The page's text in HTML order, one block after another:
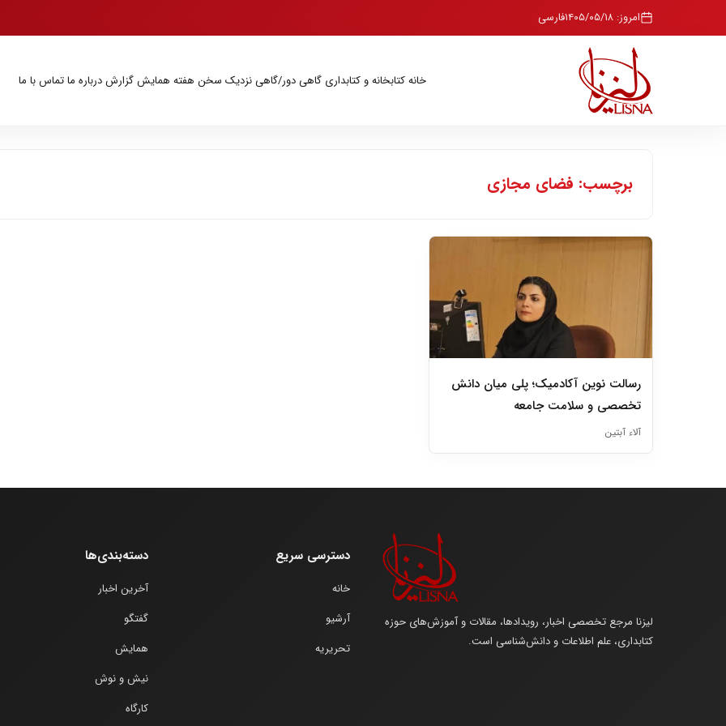
امروز: ۱۴۰۵/۰۵/۱۸ فارسی
خانه کتابخانه و کتابداری گاهی دور/گاهی نزدیک سخن هفته همایش گزارش درباره ما تماس با ما
برچسب: فضای مجازی
رسالت نوین آکادمیک؛ پلی میان دانش
تخصصی و سلامت جامعه
آلاء آبتین
لیزنا مرجع تخصصی اخبار، رویدادها، مقالات و آموزش‌های حوزه
کتابداری، علم اطلاعات و دانش‌شناسی است.
دسترسی سریع
خانه
آرشیو
تحریریه
دسته‌بندی‌ها
آخرین اخبار
گفتگو
همایش
نیش و نوش
کارگاه